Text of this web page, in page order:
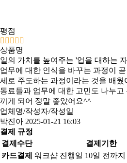
평점
상품명
일의 가치를 높여주는 '업을 대하는
업무에 대한 인식을 바꾸는 과정이
세로 주도하는 과정이라는 것을 배웠
동료들과 업무에 대한 고민도 나누고
끼게 되어 정말 좋았어요^^
업체명/작성자/작성일
박진아 2025-01-21 16:03
결제 규정
결제수단
결제기한
카드결제 워크샵 진행일 10일 전까지